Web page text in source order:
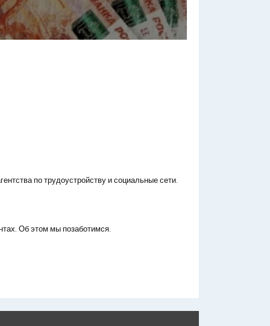
по трудоустройству и социальные сети.
Об этом мы позаботимся.